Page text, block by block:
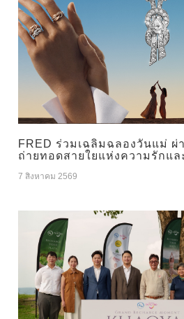
FRED ร่วมเฉลิมฉลองวันแม่ ผ่
ถ่ายทอดสายใยแห่งความรักแ
7 สิงหาคม 2569